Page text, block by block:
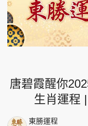
東周食玩通
集團旗下品牌
唐碧霞醒你
生肖運程
東勝運程